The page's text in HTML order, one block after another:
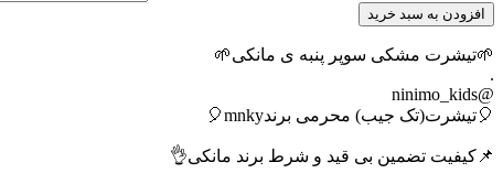
افزودن به سبد خرید
🌱تیشرت مشکی سوپر پنبه ی مانکی🌱
.
@ninimo_kids
🎈تیشرت(تک جیب) محرمی برندmnky🎈
📌کیفیت تضمین بی قید و شرط برند مانکی👌